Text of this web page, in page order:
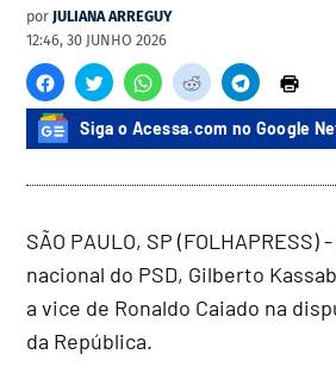
por JULIANA ARREGUY
12:46, 30 JUNHO 2026
Siga o Acessa.com no Google
SÃO PAULO, SP
nacional do PSD, Gilberto
a vice de Ronaldo Caiado na
da República.